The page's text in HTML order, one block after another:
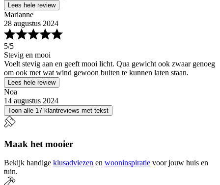
Lees hele review
Marianne
28 augustus 2024
5/5
Stevig en mooi
Voelt stevig aan en geeft mooi licht. Qua gewicht ook zwaar genoeg
om ook met wat wind gewoon buiten te kunnen laten staan.
Lees hele review
Noa
14 augustus 2024
Toon alle 17 klantreviews met tekst
Maak het mooier
Bekijk handige klusadviezen en wooninspiratie voor jouw huis en
tuin.